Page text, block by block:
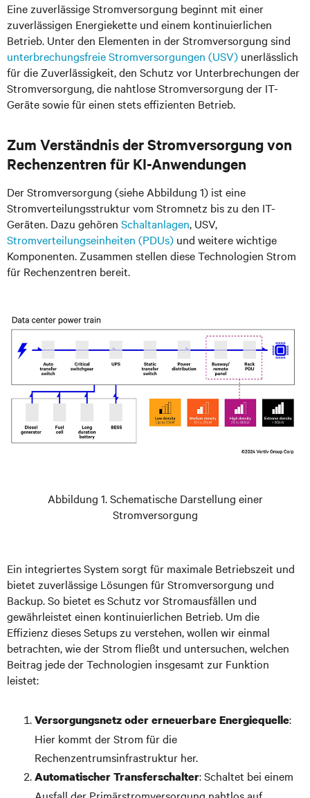
Eine zuverlässige Stromversorgung beginnt mit einer
zuverlässigen Energiekette und einem kontinuierlichen
Betrieb. Unter den Elementen in der Stromversorgung sind
unterbrechungsfreie Stromversorgungen (USV) unerlässlich
für die Zuverlässigkeit, den Schutz vor Unterbrechungen der
Stromversorgung, die nahtlose Stromversorgung der IT-
Geräte sowie für einen stets effizienten Betrieb.
Zum Verständnis der Stromversorgung von
Rechenzentren für KI-Anwendungen
Der Stromversorgung (siehe Abbildung 1) ist eine
Stromverteilungsstruktur vom Stromnetz bis zu den IT-
Geräten. Dazu gehören Schaltanlagen, USV,
Stromverteilungseinheiten (PDUs) und weitere wichtige
Komponenten. Zusammen stellen diese Technologien Strom
für Rechenzentren bereit.
Abbildung 1. Schematische Darstellung einer
Stromversorgung
Ein integriertes System sorgt für maximale Betriebszeit und
bietet zuverlässige Lösungen für Stromversorgung und
Backup. So bietet es Schutz vor Stromausfällen und
gewährleistet einen kontinuierlichen Betrieb. Um die
Effizienz dieses Setups zu verstehen, wollen wir einmal
betrachten, wie der Strom fließt und untersuchen, welchen
Beitrag jede der Technologien insgesamt zur Funktion
leistet:
Versorgungsnetz oder erneuerbare Energiequelle:
Hier kommt der Strom für die
Rechenzentrumsinfrastruktur her.
Automatischer Transferschalter: Schaltet bei einem